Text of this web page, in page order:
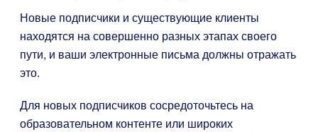
Новые подписчики и существующие клиенты
находятся на совершенно разных этапах своего
пути, и ваши электронные письма должны отражать
это.
Для новых подписчиков сосредоточьтесь на
образовательном контенте или широких